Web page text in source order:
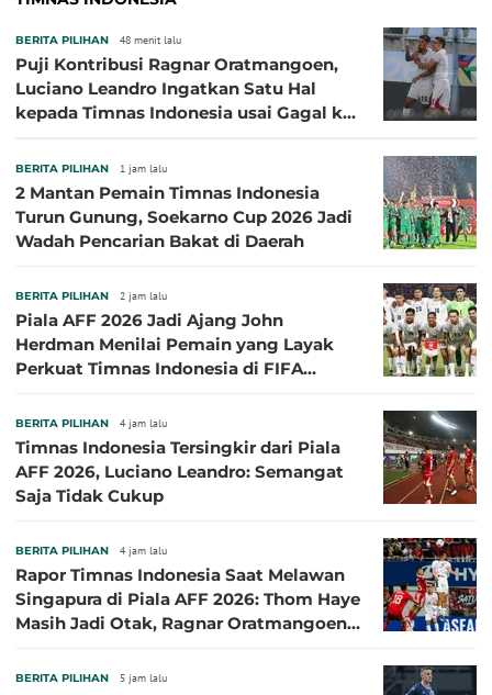
BERITA PILIHAN 48 menit lalu
Puji Kontribusi Ragnar Oratmangoen,
Luciano Leandro Ingatkan Satu Hal
kepada Timnas Indonesia usai Gagal ke
BERITA PILIHAN 1 jam lalu
2 Mantan Pemain Timnas Indonesia
Turun Gunung, Soekarno Cup 2026 Jadi
Wadah Pencarian Bakat di Daerah
BERITA PILIHAN 2 jam lalu
Piala AFF 2026 Jadi Ajang John
Herdman Menilai Pemain yang Layak
Perkuat Timnas Indonesia di FIFA
BERITA PILIHAN 4 jam lalu
Timnas Indonesia Tersingkir dari Piala
AFF 2026, Luciano Leandro: Semangat
Saja Tidak Cukup
BERITA PILIHAN 4 jam lalu
Rapor Timnas Indonesia Saat Melawan
Singapura di Piala AFF 2026: Thom Haye
Masih Jadi Otak, Ragnar Oratmangoen
BERITA PILIHAN 5 jam lalu